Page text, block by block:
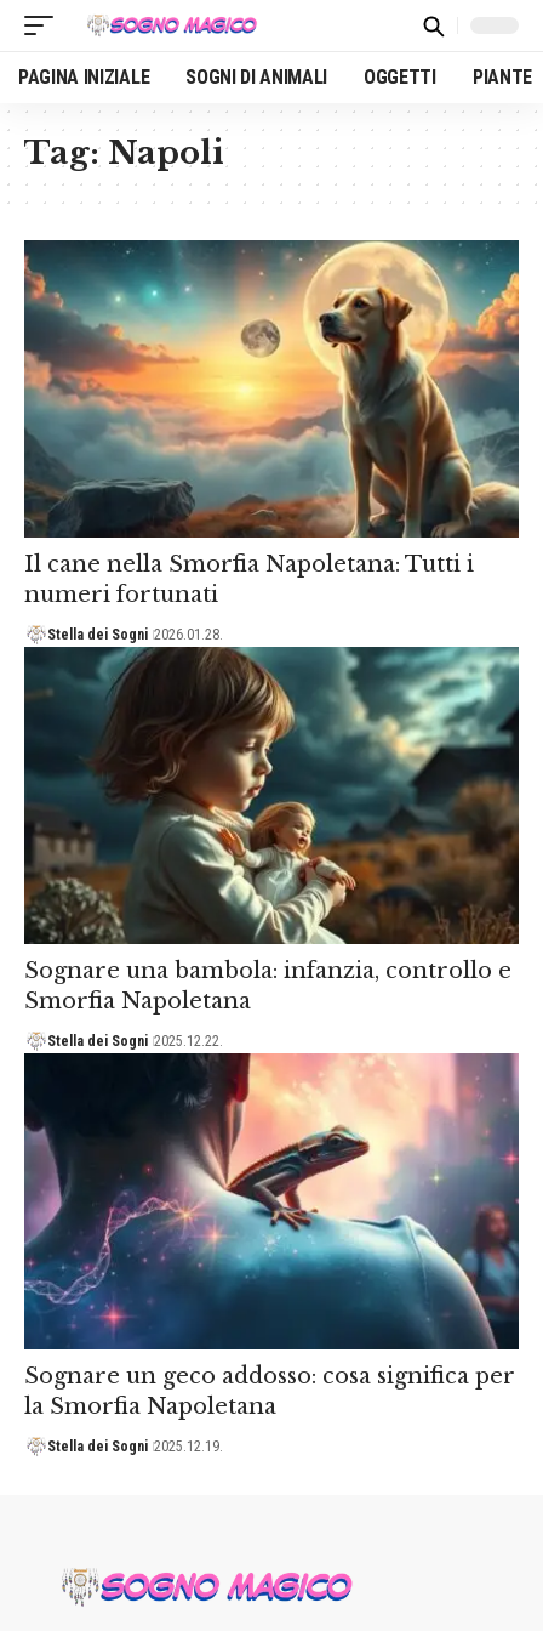
PAGINA INIZIALE SOGNI DI ANIMALI OGGETTI PIANTE
Tag: Napoli
Il cane nella Smorfia Napoletana: Tutti i
numeri fortunati
Stella dei Sogni 2026.01.28.
Sognare una bambola: infanzia, controllo e
Smorfia Napoletana
Stella dei Sogni 2025.12.22.
Sognare un geco addosso: cosa significa per
la Smorfia Napoletana
Stella dei Sogni 2025.12.19.